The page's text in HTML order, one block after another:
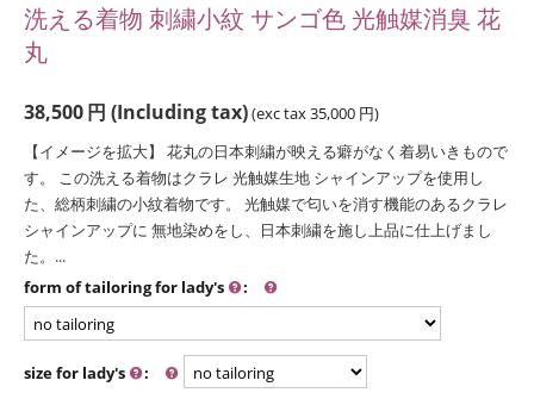
洗える着物 刺繍小紋 サンゴ色 光触媒消臭 花
丸
38,500円 (Including tax)(exc tax35,000 円)
【イメージを拡大】 花丸の日本刺繍が映える癖がなく着易いきもので
す。 この洗える着物はクラレ 光触媒生地 シャインアップを使用し
た、総柄刺繍の小紋着物です。 光触媒で匂いを消す機能のあるクラレ
シャインアップに 無地染めをし、日本刺繍を施し上品に仕上げまし
た。...
form of tailoring for lady's
:
size for lady's :